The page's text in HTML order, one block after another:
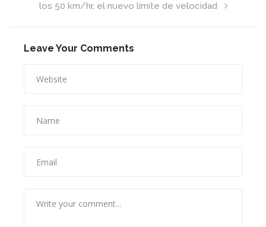
los 50 km/hr, el nuevo límite de velocidad
Leave Your Comments